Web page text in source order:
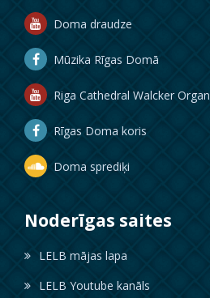
Doma draudze
Mūzika Rīgas Domā
Riga Cathedral Walcker Organ
Rīgas Doma koris
Doma sprediķi
Noderīgas saites
LELB mājas lapa
LELB Youtube kanāls